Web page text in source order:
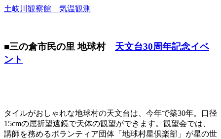
土岐川観察館 気温観測
■三の倉市民の里 地球村 天文台30周年記念イベ
ント
タイルがおしゃれな地球村の天文台は、今年で築30年。口径
15cmの屈折望遠鏡で天体の観望ができます。観望会では、
講師を務めるボランティア団体「地球村星倶楽部」が星の世